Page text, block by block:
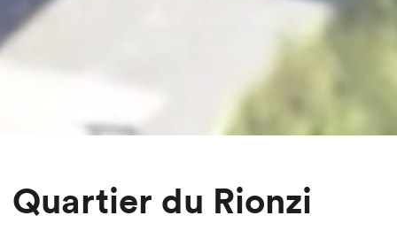
Quartier du Rionzi